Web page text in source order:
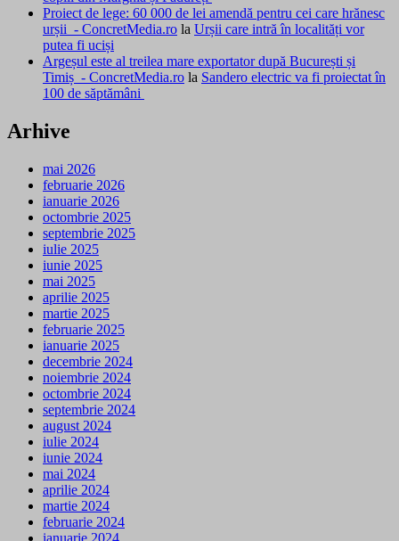
Proiect de lege: 60 000 de lei amendă pentru cei care hrănesc
urșii - ConcretMedia.ro la Urșii care intră în localități vor
putea fi uciși
Argeșul este al treilea mare exportator după București și
Timiș - ConcretMedia.ro la Sandero electric va fi proiectat în
100 de săptămâni
Arhive
mai 2026
februarie 2026
ianuarie 2026
octombrie 2025
septembrie 2025
iulie 2025
iunie 2025
mai 2025
aprilie 2025
martie 2025
februarie 2025
ianuarie 2025
decembrie 2024
noiembrie 2024
octombrie 2024
septembrie 2024
august 2024
iulie 2024
iunie 2024
mai 2024
aprilie 2024
martie 2024
februarie 2024
ianuarie 2024